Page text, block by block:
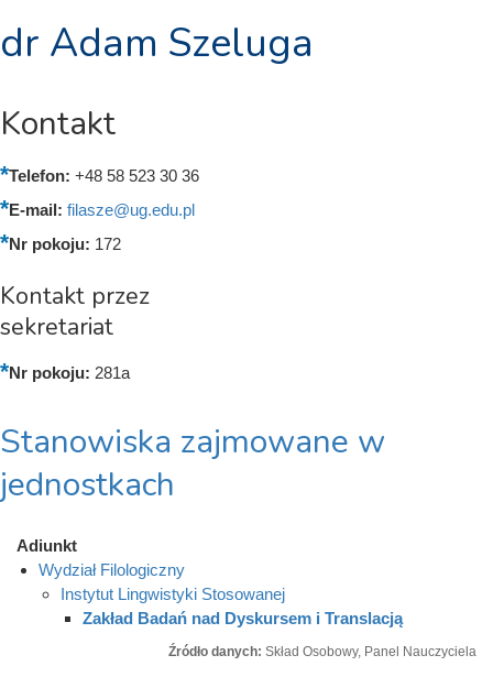
dr Adam Szeluga
Kontakt
Telefon: +48 58 523 30 36
E-mail: filasze@ug.edu.pl
Nr pokoju: 172
Kontakt przez
sekretariat
Nr pokoju: 281a
Stanowiska zajmowane w
jednostkach
Adiunkt
Wydział Filologiczny
Instytut Lingwistyki Stosowanej
Zakład Badań nad Dyskursem i Translacją
Źródło danych: Skład Osobowy, Panel Nauczyciela